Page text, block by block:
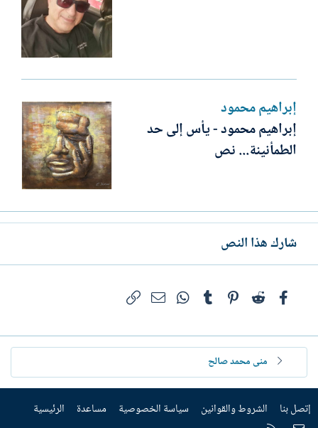
إبراهيم محمود
إبراهيم محمود - يأس إلى حد
الطمأنينة... نص
شارك هذا النص
فيسبوكReddit
Pinterest
Tumblr
WhatsAppالبريد الإلكتروني
منى محمد صالح
إتصل بنا الشروط والقوانين سياسة الخصوصية مساعدة الرئيسية